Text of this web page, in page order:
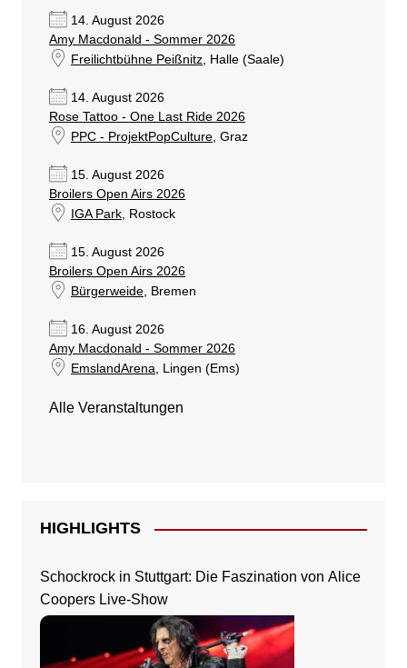
14. August 2026
Amy Macdonald - Sommer 2026
Freilichtbühne Peißnitz, Halle (Saale)
14. August 2026
Rose Tattoo - One Last Ride 2026
PPC - ProjektPopCulture, Graz
15. August 2026
Broilers Open Airs 2026
IGA Park, Rostock
15. August 2026
Broilers Open Airs 2026
Bürgerweide, Bremen
16. August 2026
Amy Macdonald - Sommer 2026
EmslandArena, Lingen (Ems)
Alle Veranstaltungen
HIGHLIGHTS
Schockrock in Stuttgart: Die Faszination von Alice
Coopers Live-Show